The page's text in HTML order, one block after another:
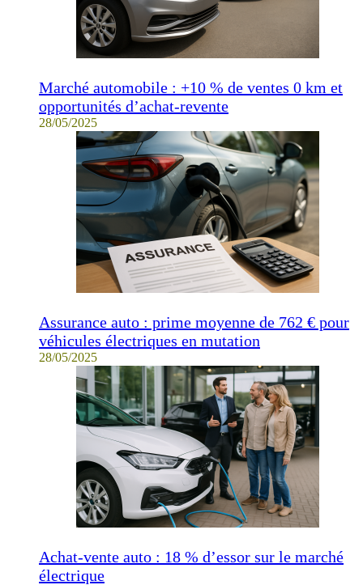
Marché automobile : +10 % de ventes 0 km et
opportunités d’achat-revente
28/05/2025
Assurance auto : prime moyenne de 762 € pour
véhicules électriques en mutation
28/05/2025
Achat-vente auto : 18 % d’essor sur le marché
électrique